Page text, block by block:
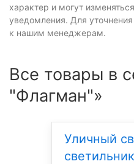
характер и могут
уведомления. Для уточнения
к нашим менеджерам.
Все товары в
"Флагман"»
Уличный